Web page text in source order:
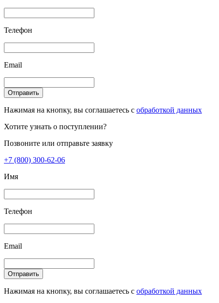
Телефон
Email
Отправить
Нажимая на кнопку, вы соглашаетесь с обработкой данных
Хотите узнать о поступлении?
Позвоните или отправьте заявку
+7 (800) 300-62-06
Имя
Телефон
Email
Отправить
Нажимая на кнопку, вы соглашаетесь с обработкой данных